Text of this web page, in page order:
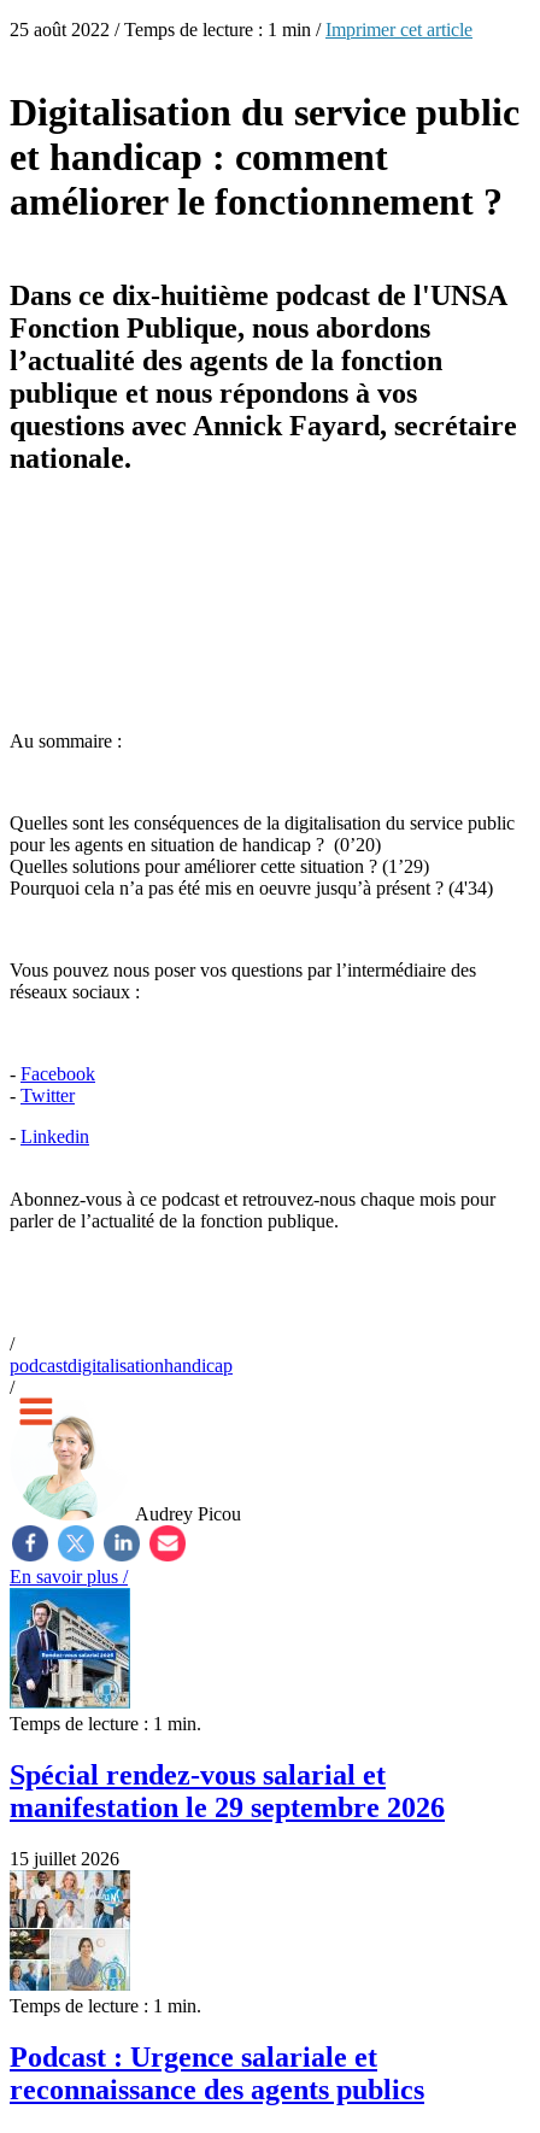
25 août 2022 / Temps de lecture : 1 min /Imprimer cet article
Digitalisation du service public
et handicap : comment
améliorer le fonctionnement ?
Dans ce dix-huitième podcast de l'UNSA
Fonction Publique, nous abordons
l’actualité des agents de la fonction
publique et nous répondons à vos
questions avec Annick Fayard, secrétaire
nationale.
Au sommaire :
Quelles sont les conséquences de la digitalisation du service public
pour les agents en situation de handicap ? (0’20)
Quelles solutions pour améliorer cette situation ? (1’29)
Pourquoi cela n’a pas été mis en oeuvre jusqu’à présent ? (4'34)
Vous pouvez nous poser vos questions par l’intermédiaire des
réseaux sociaux :
- Facebook
- Twitter
- Linkedin
Abonnez-vous à ce podcast et retrouvez-nous chaque mois pour
parler de l’actualité de la fonction publique.
/
podcastdigitalisationhandicap
/
Audrey Picou
En savoir plus /
Temps de lecture : 1 min.
Spécial rendez-vous salarial et
manifestation le 29 septembre 2026
15 juillet 2026
Temps de lecture : 1 min.
Podcast : Urgence salariale et
reconnaissance des agents publics